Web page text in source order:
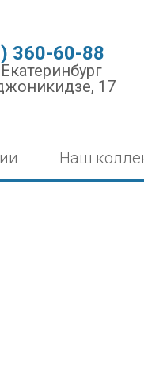
360-60-88
17
Наш